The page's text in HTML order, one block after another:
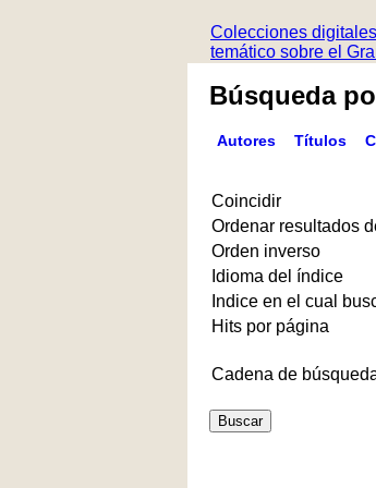
Colecciones
temático sobre el
Búsqueda
Autores Títulos
Coincidir
Ordenar resultados
Orden inverso
Idioma del índice
Indice en el cual
Hits por página
Cadena de